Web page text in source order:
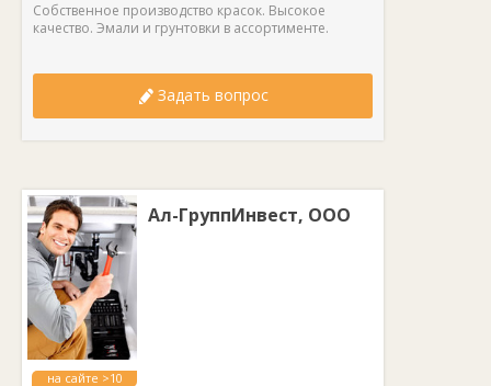
Собственное производство красок. Высокое
качество. Эмали и грунтовки в ассортименте.
Задать вопрос
на сайте >10
Ал-ГруппИнвест, ООО